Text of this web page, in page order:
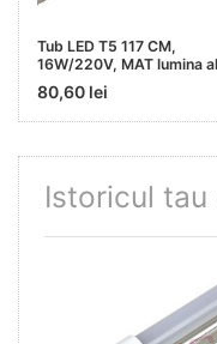
Tub LED T5 117 CM,
16W/220V, MAT lumina
80,60 lei
Istoricul tau